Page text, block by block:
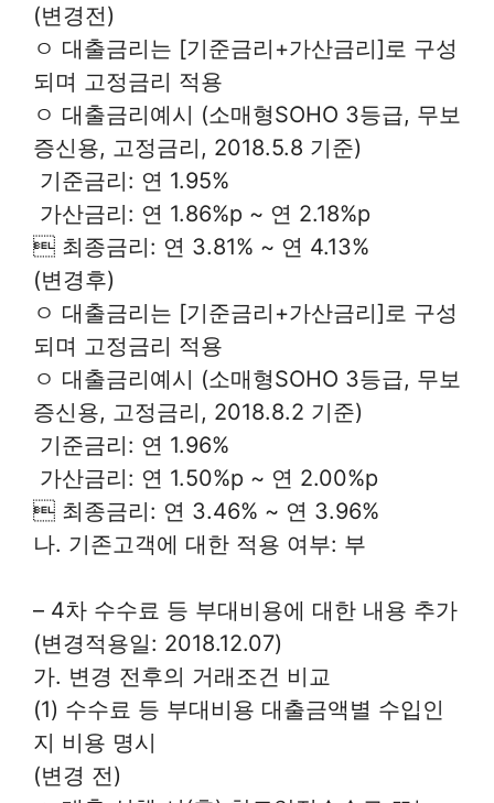
(변경전)
ㅇ 대출금리는 [기준금리+가산금리]로 구성
되며 고정금리 적용
ㅇ 대출금리예시 (소매형SOHO 3등급, 무보
증신용, 고정금리, 2018.5.8 기준)
 기준금리: 연 1.95%
 가산금리: 연 1.86%p ~ 연 2.18%p
 최종금리: 연 3.81% ~ 연 4.13%
(변경후)
ㅇ 대출금리는 [기준금리+가산금리]로 구성
되며 고정금리 적용
ㅇ 대출금리예시 (소매형SOHO 3등급, 무보
증신용, 고정금리, 2018.8.2 기준)
 기준금리: 연 1.96%
 가산금리: 연 1.50%p ~ 연 2.00%p
 최종금리: 연 3.46% ~ 연 3.96%
나. 기존고객에 대한 적용 여부: 부
– 4차 수수료 등 부대비용에 대한 내용 추가
(변경적용일: 2018.12.07)
가. 변경 전후의 거래조건 비교
(1) 수수료 등 부대비용 대출금액별 수입인
지 비용 명시
(변경 전)